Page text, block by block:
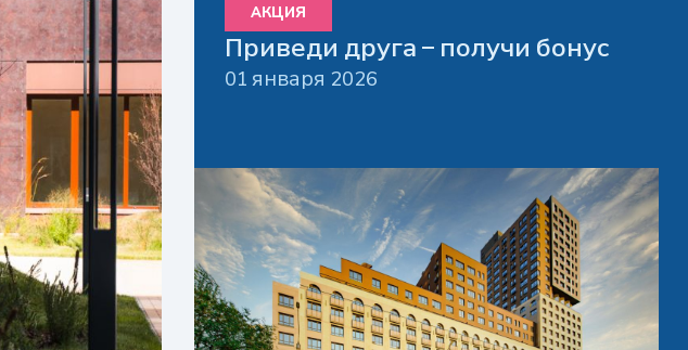
АКЦИЯ
Приведи друга – получи бонус
01 января 2026